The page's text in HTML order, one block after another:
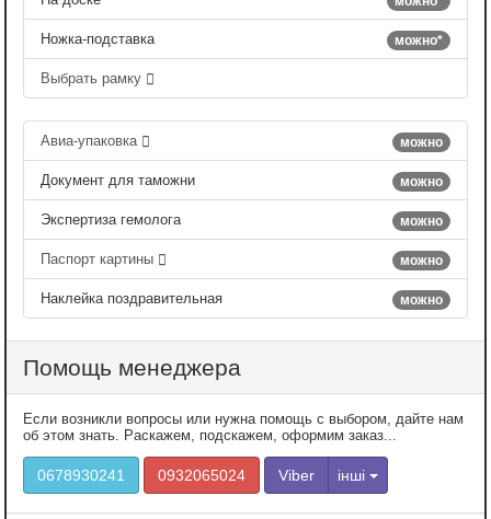
можно*
Ножка-подставка
Выбрать рамку
можно
Авиа-упаковка
можно
Документ для таможни
можно
Экспертиза гемолога
можно
Паспорт картины
можно
Наклейка поздравительная
Помощь менеджера
Если возникли вопросы или нужна помощь с выбором, дайте нам
об этом знать. Раскажем, подскажем, оформим заказ...
0678930241 0932065024 Viber інші